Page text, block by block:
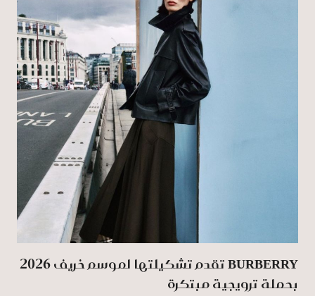
BURBERRY تقدم تشكيلتها لموسم خريف 2026
بحملة ترويجية مبتكرة